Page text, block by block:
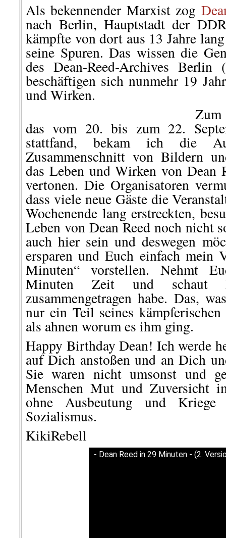
Als bekennender Marxist zog
nach Berlin, Hauptstadt der
kämpfte von dort aus 13 Jahre
seine Spuren. Das wissen die
des Dean-Reed-Archives
beschäftigen sich nunmehr 19
und Wirken.
Zum
das vom 20. bis zum 22.
stattfand, bekam ich die
Zusammenschnitt von Bildern
das Leben und Wirken von Dean
vertonen. Die Organisatoren
dass viele neue Gäste die
Wochenende lang erstreckten,
Leben von Dean Reed noch nicht
auch hier sein und deswegen
ersparen und Euch einfach mein
Minuten“ vorstellen. Nehmt
Minuten Zeit und
zusammengetragen habe. Das,
nur ein Teil seines
als ahnen worum es ihm ging.
Happy Birthday Dean! Ich werde
auf Dich anstoßen und an Dich
Sie waren nicht umsonst und
Menschen Mut und Zuversicht
ohne Ausbeutung und
Sozialismus.
KikiRebell
- Dean Reed in 29 Minuten - (2.